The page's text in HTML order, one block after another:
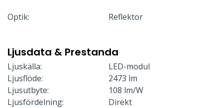
Optik: Reflektor
Ljusdata & Prestanda
Ljuskälla:
LED-modul
Ljusflöde:
2473 lm
Ljusutbyte:
108 lm/W
Ljusfördelning:
Direkt